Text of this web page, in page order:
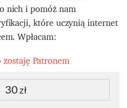
nich i pomóż nam
które uczynią internet
Wpłacam:
Patronem
30 zł